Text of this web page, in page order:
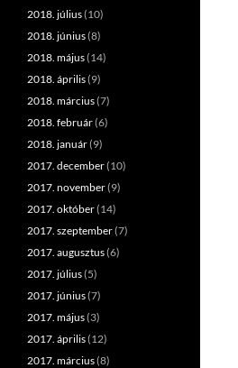
2018. július(10)
2018. június(8)
2018. május(14)
2018. április(9)
2018. március(7)
2018. február(6)
2018. január(9)
2017. december(10)
2017. november(9)
2017. október(14)
2017. szeptember(7)
2017. augusztus(6)
2017. július(5)
2017. június(7)
2017. május(3)
2017. április(12)
2017. március(8)